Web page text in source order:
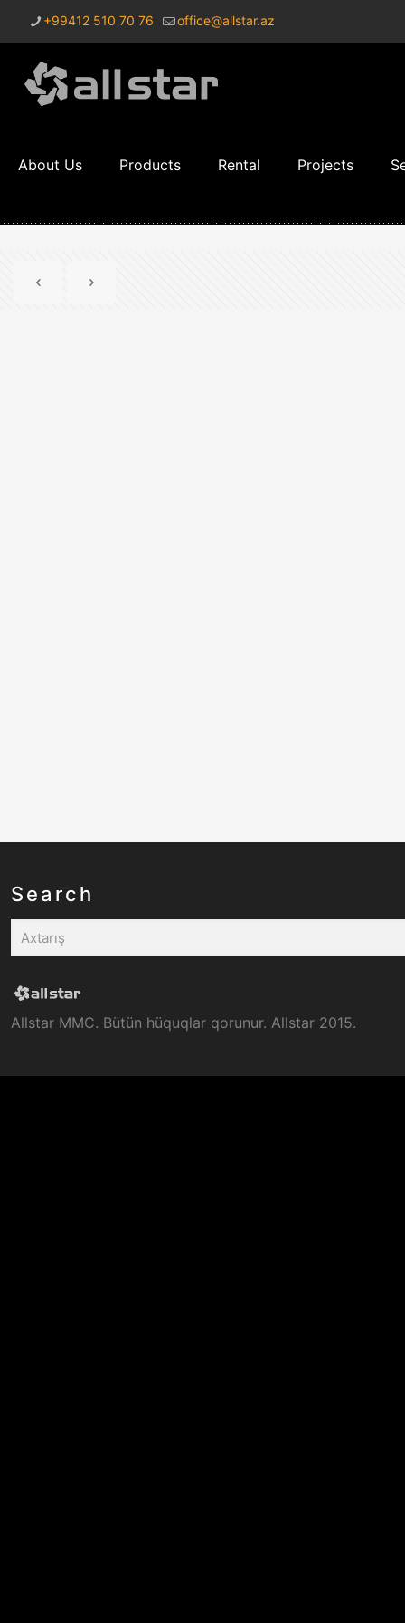
+99412 510 70 76 office@allstar.az
About Us Products Rental Projects
Search
Allstar MMC. Bütün hüquqlar qorunur. Allstar 2015.